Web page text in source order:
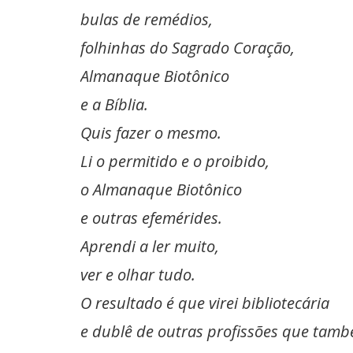
bulas de remédios,
folhinhas do Sagrado Coração,
Almanaque Biotônico
e a Bíblia.
Quis fazer o mesmo.
Li o permitido e o proibido,
o Almanaque Biotônico
e outras efemérides.
Aprendi a ler muito,
ver e olhar tudo.
O resultado é que virei bibliotecária
e dublê de outras profissões que